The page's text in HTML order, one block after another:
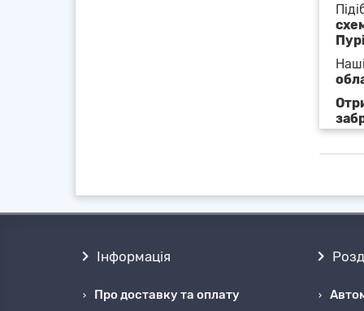
Інформація
Про доставку та оплату